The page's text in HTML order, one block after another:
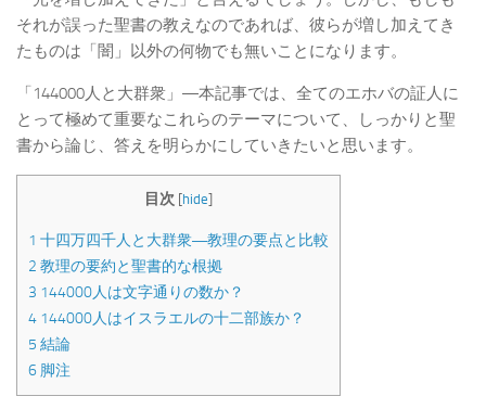
それが誤った聖書の教えなのであれば、彼らが増し加えてき
たものは「闇」以外の何物でも無いことになります。
「144000人と大群衆」―本記事では、全てのエホバの証人に
とって極めて重要なこれらのテーマについて、しっかりと聖
書から論じ、答えを明らかにしていきたいと思います。
目次 [hide]
1 十四万四千人と大群衆―教理の要点と比較
2 教理の要約と聖書的な根拠
3 144000人は文字通りの数か？
4 144000人はイスラエルの十二部族か？
5 結論
6 脚注